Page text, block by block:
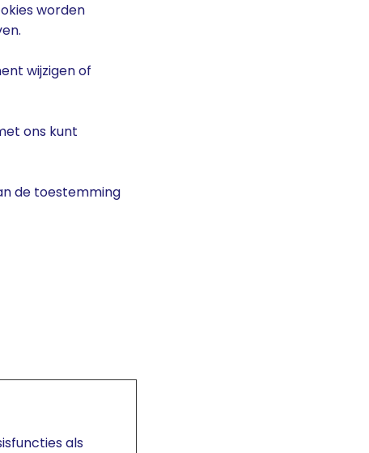
worden
wijzigen of
ons kunt
de toestemming
als